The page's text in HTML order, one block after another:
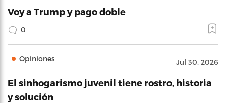
Voy a Trump y pago doble
0
Opiniones Jul 30, 2026
El sinhogarismo juvenil tiene rostro, historia
y solución